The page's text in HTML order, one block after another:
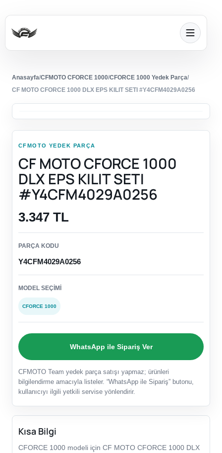
Anasayfa/CFMOTO CFORCE 1000/CFORCE 1000 Yedek Parça/
CF MOTO CFORCE 1000 DLX EPS KILIT SETI #Y4CFM4029A0256
CFMOTO YEDEK PARÇA
CF MOTO CFORCE 1000
DLX EPS KILIT SETI
#Y4CFM4029A0256
3.347 TL
PARÇA KODU
Y4CFM4029A0256
MODEL SEÇIMI
CFORCE 1000
WhatsApp ile Sipariş Ver
CFMOTO Team yedek parça satışı yapmaz; ürünleri
bilgilendirme amacıyla listeler. “WhatsApp ile Sipariş” butonu,
kullanıcıyı ilgili yetkili servise yönlendirir.
Kısa Bilgi
CFORCE 1000 modeli için CF MOTO CFORCE 1000 DLX